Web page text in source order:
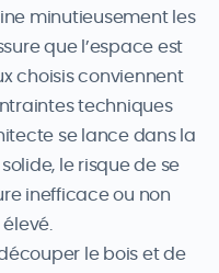
minutieusement les
que l’espace est
choisis conviennent
techniques
se lance dans la
le risque de se
inefficace ou non
le bois et de